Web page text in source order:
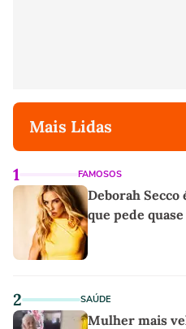
Mais Lidas
1 FAMOSOS
Deborah
que pede
2 SAÚDE
Mulher mais